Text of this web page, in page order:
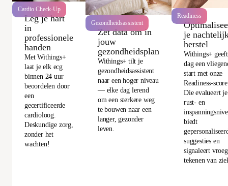
Cardio Check-Up
Leg je hart
in
professionele
handen
Met Withings+
laat je elk ecg
binnen 24 uur
beoordelen door
een
gecertificeerde
cardioloog.
Deskundige zorg,
zonder het
wachten!
Gezondheidsassistent
Zet data om in
jouw
gezondheidsplan
Withings+ tilt je
gezondheidsassistent
naar een hoger niveau
— elke dag lerend
om een sterkere weg
te bouwen naar een
langer, gezonder
leven.
Readiness
je
herstel
Withings+
dag een
start met onze
Readiness-
Die evalueert je
rust- en
biedt
suggesties en
signaleert
tekenen van